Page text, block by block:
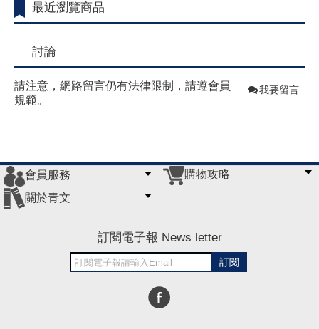
最近瀏覽商品
討論
請注意，網路留言仍有法律限制，請遵會員
規範。
我要留言
會員服務
會員辦法
客服信箱
隱私條款
網站導覽
購物攻略
關於青文
訂閱電子報 News letter
訂閱